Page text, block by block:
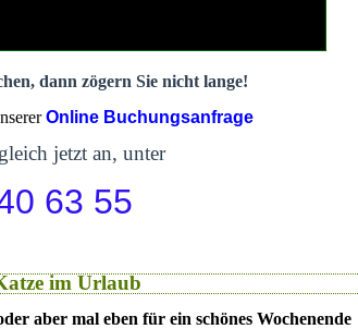
dann zögern Sie nicht lange!
Online Buchungsanfrage
jetzt an, unter
63 55
im Urlaub
aber mal eben für ein schönes Wochenende